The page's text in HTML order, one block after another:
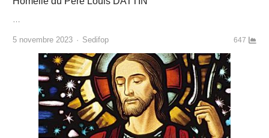
5 novembre 2023 Author
Sedifop 647